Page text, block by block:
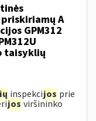
A
GPM312
taisyklių
inspekcijos prie
jos viršininko